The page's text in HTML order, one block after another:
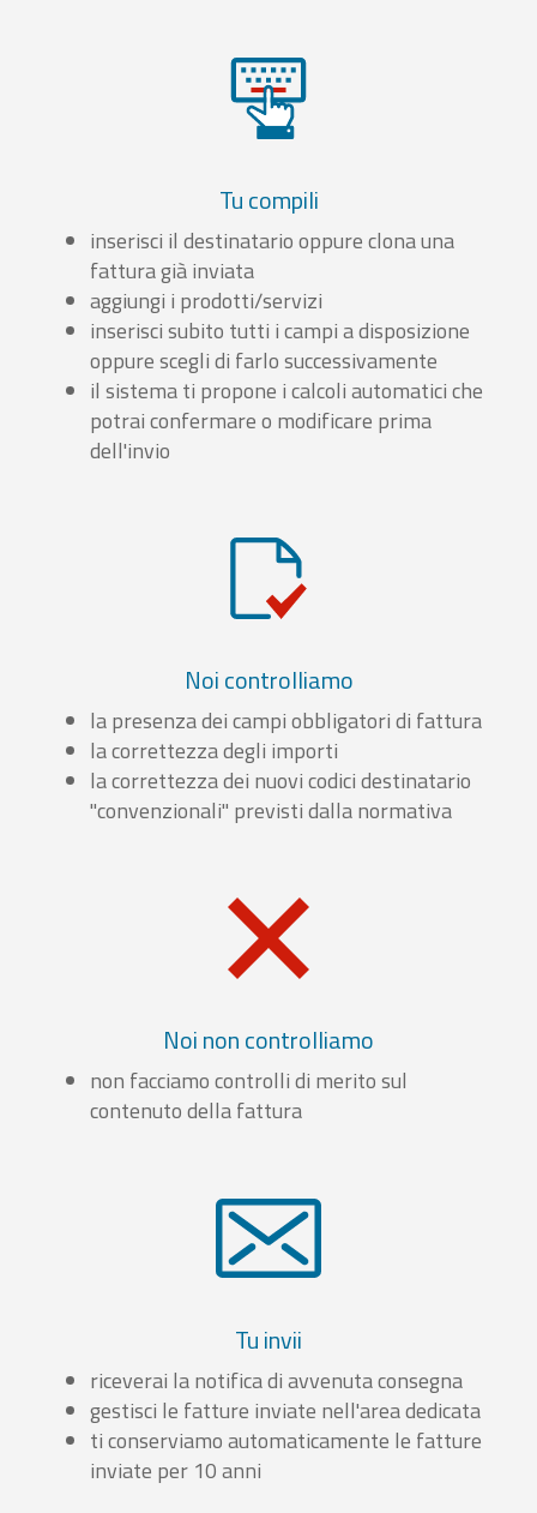
Tu compili
inserisci il destinatario oppure clona una
fattura già inviata
aggiungi i prodotti/servizi
inserisci subito tutti i campi a disposizione
oppure scegli di farlo successivamente
il sistema ti propone i calcoli automatici che
potrai confermare o modificare prima
dell'invio
Noi controlliamo
la presenza dei campi obbligatori di fattura
la correttezza degli importi
la correttezza dei nuovi codici destinatario
"convenzionali" previsti dalla normativa
Noi non controlliamo
non facciamo controlli di merito sul
contenuto della fattura
Tu invii
riceverai la notifica di avvenuta consegna
gestisci le fatture inviate nell'area dedicata
ti conserviamo automaticamente le fatture
inviate per 10 anni